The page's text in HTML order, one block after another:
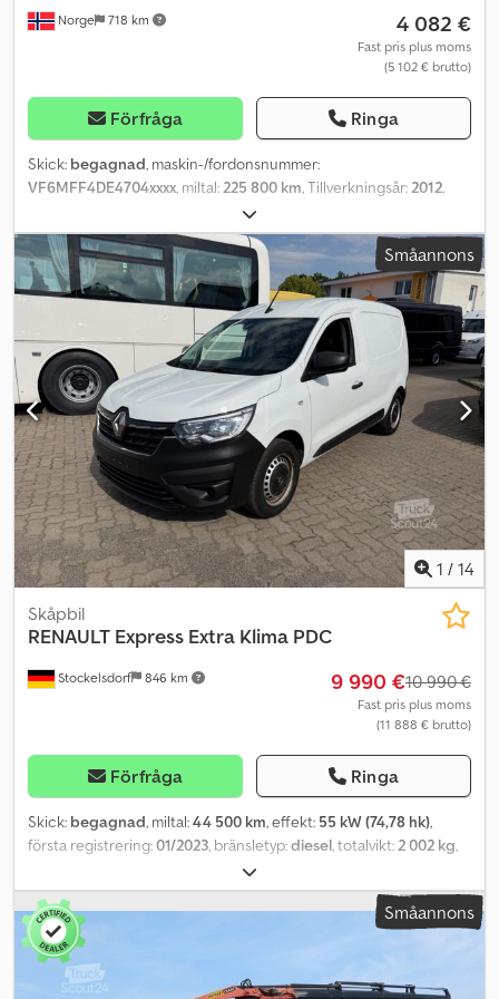
Norge 718 km 4 082 €
Fast pris plus moms
(5 102 € brutto)
Förfråga Ringa
Skick: begagnad, maskin-/fordonsnummer:
VF6MFF4DE4704xxxx, miltal:225 800 km, Tillverkningsår:2012,
Vänligen ange referensnummer vid förfrågan: 22995
Specifikationer: Modellår: 2012 Miltal: 225 800 Ej EU-godkänd
Senast godkänd i EU till: 2024-11-30 125 hk Manuell växellåda 4x2
Reparationsobjekt Fel och brister finns Däck (se bilder) Svagt
batteri 3 sittplatser Kosmetiska skador finns Uppvärmda speglar
Luftkonditionering/AC Radio Belysning Startar och går
Leveransklar Cjdpfszqn Etox Acljrf Beskrivning: Vi har en Renault
Master 4x2 skåpbil från 2012 till salu som reparationsobjekt.
Fordonet säljs som reparationsobjekt eftersom det inte är EU-
godkänt och har fel samt brister. Enligt ägaren startar och går
fordonet. Det är leveransklart. Miltal: 225800 Hk: 125 Besiktning:
Nej EU-godkänd till: 2024-11-30 Egenvikt: 1970 kg Lastkapacitet:
1455 kg Modell: MASTER = Ytterligare information = Kontakta ATS
Norway för mer information.
Småannons
1 / 14
Stockelsdorf 846 km
Skåpbil
RENAULT Express Extra Klima PDC
9 990 €10 990 €
Fast pris plus moms
(11 888 € brutto)
Förfråga Ringa
Skick: begagnad, miltal:44 500 km, effekt: 55 kW (74,78 hk),
första registrering:01/2023, bränsletyp:diesel, totalvikt:2 002 kg,
, färg:
emissionsklass:Euro 6, antal säten:2, Tillverkningsår:2022,
Utrustning:ABS, centrallås, elektroniskt stabilitetsprogram
(ESP), luftkonditionering, partikelfilter
Aozhdaujclorf Parkeringshjälp bak, underredsskydd för drivverk
Ytterligare utrustning: Förvaringshylla, förarsidans airbag,
Småannons